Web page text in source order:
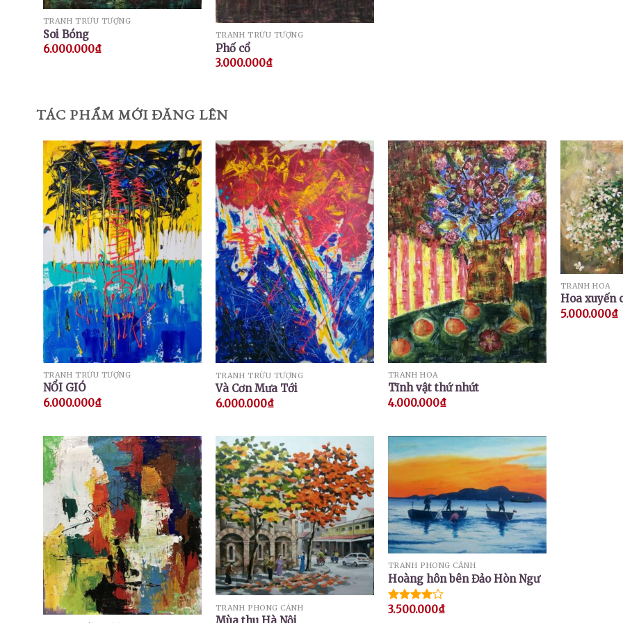
TRANH TRỪU TƯỢNG
Soi Bóng
6.000.000₫
TRANH TRỪU TƯỢNG
Phố cổ
3.000.000₫
TÁC PHẨM MỚI ĐĂNG LÊN
TRANH TRỪU TƯỢNG
NỔI GIÓ
6.000.000₫
TRANH TRỪU TƯỢNG
Và Cơn Mưa Tới
6.000.000₫
TRANH HOA
Tĩnh vật thứ nhứt
4.000.000₫
TRANH HOA
Hoa xuyến
5.000.000₫
TRANH PHONG CẢNH
TRANH PHONG CẢNH
Hoàng hôn bên Đảo Hòn Ngư
Được
3.500.000₫